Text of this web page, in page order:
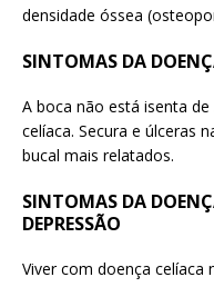
densidade óssea
SINTOMAS DA
A boca não está isenta
celíaca. Secura e úlceras
bucal mais relatados.
SINTOMAS DA
DEPRESSÃO
Viver com doença celíaca